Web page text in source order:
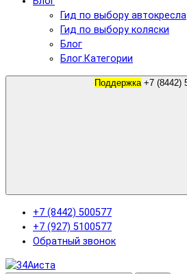
Гид по выбору автокресла
Гид по выбору коляски
Блог
Блог.Категории
Поддержка
+7 (8442) 500577
+7 (927) 5100577
Обратный звонок